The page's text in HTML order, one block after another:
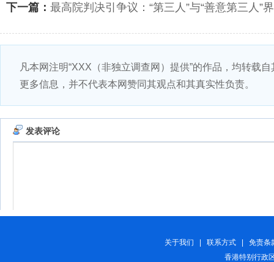
下一篇： 最高院判决引争议：“第三人”与“善意第三人”
凡本网注明“XXX（非独立调查网）提供”的作品，均转载
更多信息，并不代表本网赞同其观点和其真实性负责。
关于我们 | 联系方式 |
免责条
香港特别行政